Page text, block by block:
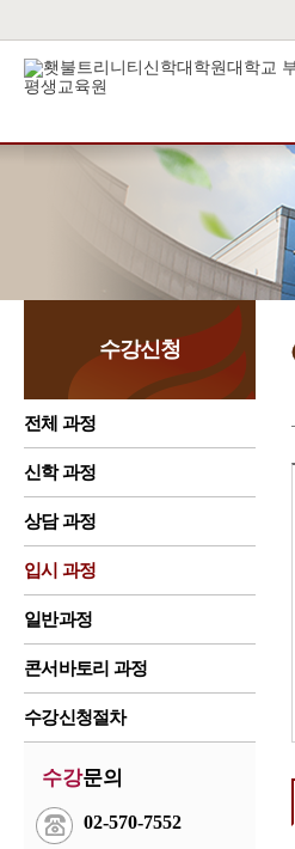
수강신청
전체 과정
신학 과정
상담 과정
입시 과정
일반과정
콘서바토리 과정
수강신청절차
수강문의
02-570-7552